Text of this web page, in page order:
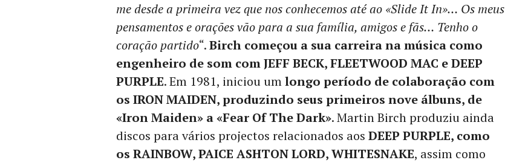
me desde a primeira vez que nos conhecemos até ao «Slide It In»… Os meus
pensamentos e orações vão para a sua família, amigos e fãs… Tenho o
coração partido“.Birch começou a sua carreira na música como
engenheiro de som com JEFF BECK, FLEETWOOD MAC e DEEP
PURPLE. Em 1981, iniciou umlongo período de colaboração com
os IRON MAIDEN, produzindo seus primeiros nove álbuns, de
«Iron Maiden» a «Fear Of The Dark». Martin Birch produziu ainda
discos para vários projectos relacionados aos DEEP PURPLE, como
os RAINBOW, PAICE ASHTON LORD, WHITESNAKE, assim como